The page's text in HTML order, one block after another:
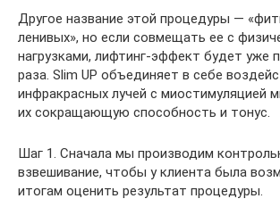
Другое название этой процедуры —
ленивых», но если совмещать ее с
нагрузками, лифтинг-эффект будет уже
раза. Slim UP объединяет в себе
инфракрасных лучей с миостимуляцией
их сокращающую способность и тонус.
Шаг 1. Сначала мы производим
взвешивание, чтобы у клиента была
итогам оценить результат процедуры.